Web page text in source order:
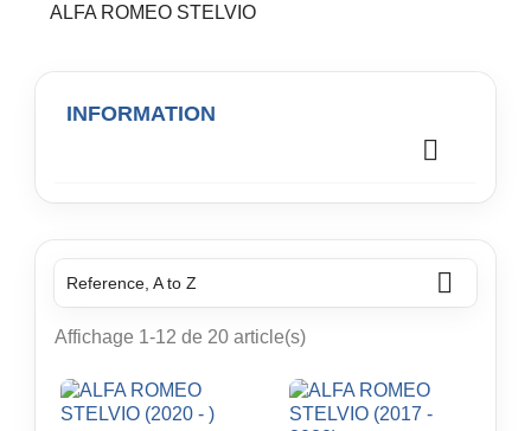
ALFA ROMEO STELVIO
INFORMATION

Reference, A to Z 
Affichage 1-12 de 20 article(s)